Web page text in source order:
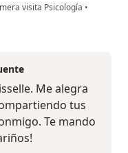
visita Psicología •
Me alegra
tus
Te mando